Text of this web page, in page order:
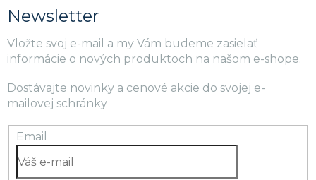
Newsletter
Vložte svoj e-mail a my Vám budeme zasielať
informácie o nových produktoch na našom e-shope.
Dostávajte novinky a cenové akcie do svojej e-
mailovej schránky
Email